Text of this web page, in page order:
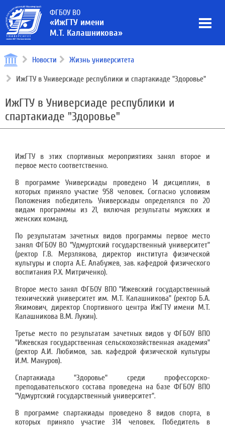
ФГБОУ ВО
«ИжГТУ имени
М.Т. Калашникова»
Новости Жизнь университета
ИжГТУ в Универсиаде республики и спартакиаде "Здоровье"
ИжГТУ в Универсиаде республики и
спартакиаде "Здоровье"
ИжГТУ в этих спортивных мероприятиях занял второе и
первое место соответственно.
В программе Универсиады проведено 14 дисциплин, в
которых приняло участие 958 человек. Согласно условиям
Положения победитель Универсиады определялся по 20
видам программы из 21, включая результаты мужских и
женских команд.
По результатам зачетных видов программы первое место
занял ФГБОУ ВО "Удмуртский государственный университет"
(ректор Г.В. Мерзлякова, директор института физической
культуры и спорта А.Е. Алабужев, зав. кафедрой физического
воспитания Р.Х. Митриченко).
Второе место занял ФГБОУ ВПО "Ижевский государственный
технический университет им. М.Т. Калашникова" (ректор Б.А.
Якимович, директор Спортивного центра ИжГТУ имени М.Т.
Калашникова В.М. Лукин).
Третье место по результатам зачетных видов у ФГБОУ ВПО
"Ижевская государственная сельскохозяйственная академия"
(ректор А.И. Любимов, зав. кафедрой физической культуры
И.М. Мануров).
Спартакиада "Здоровье" среди профессорско-
преподавательского состава проведена на базе ФГБОУ ВПО
"Удмуртский государственный университет".
В программе спартакиады проведено 8 видов спорта, в
которых приняло участие 314 человек. Победитель в